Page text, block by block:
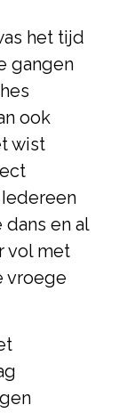
het tijd
gangen
ook
wist
en al
vol met
vroege